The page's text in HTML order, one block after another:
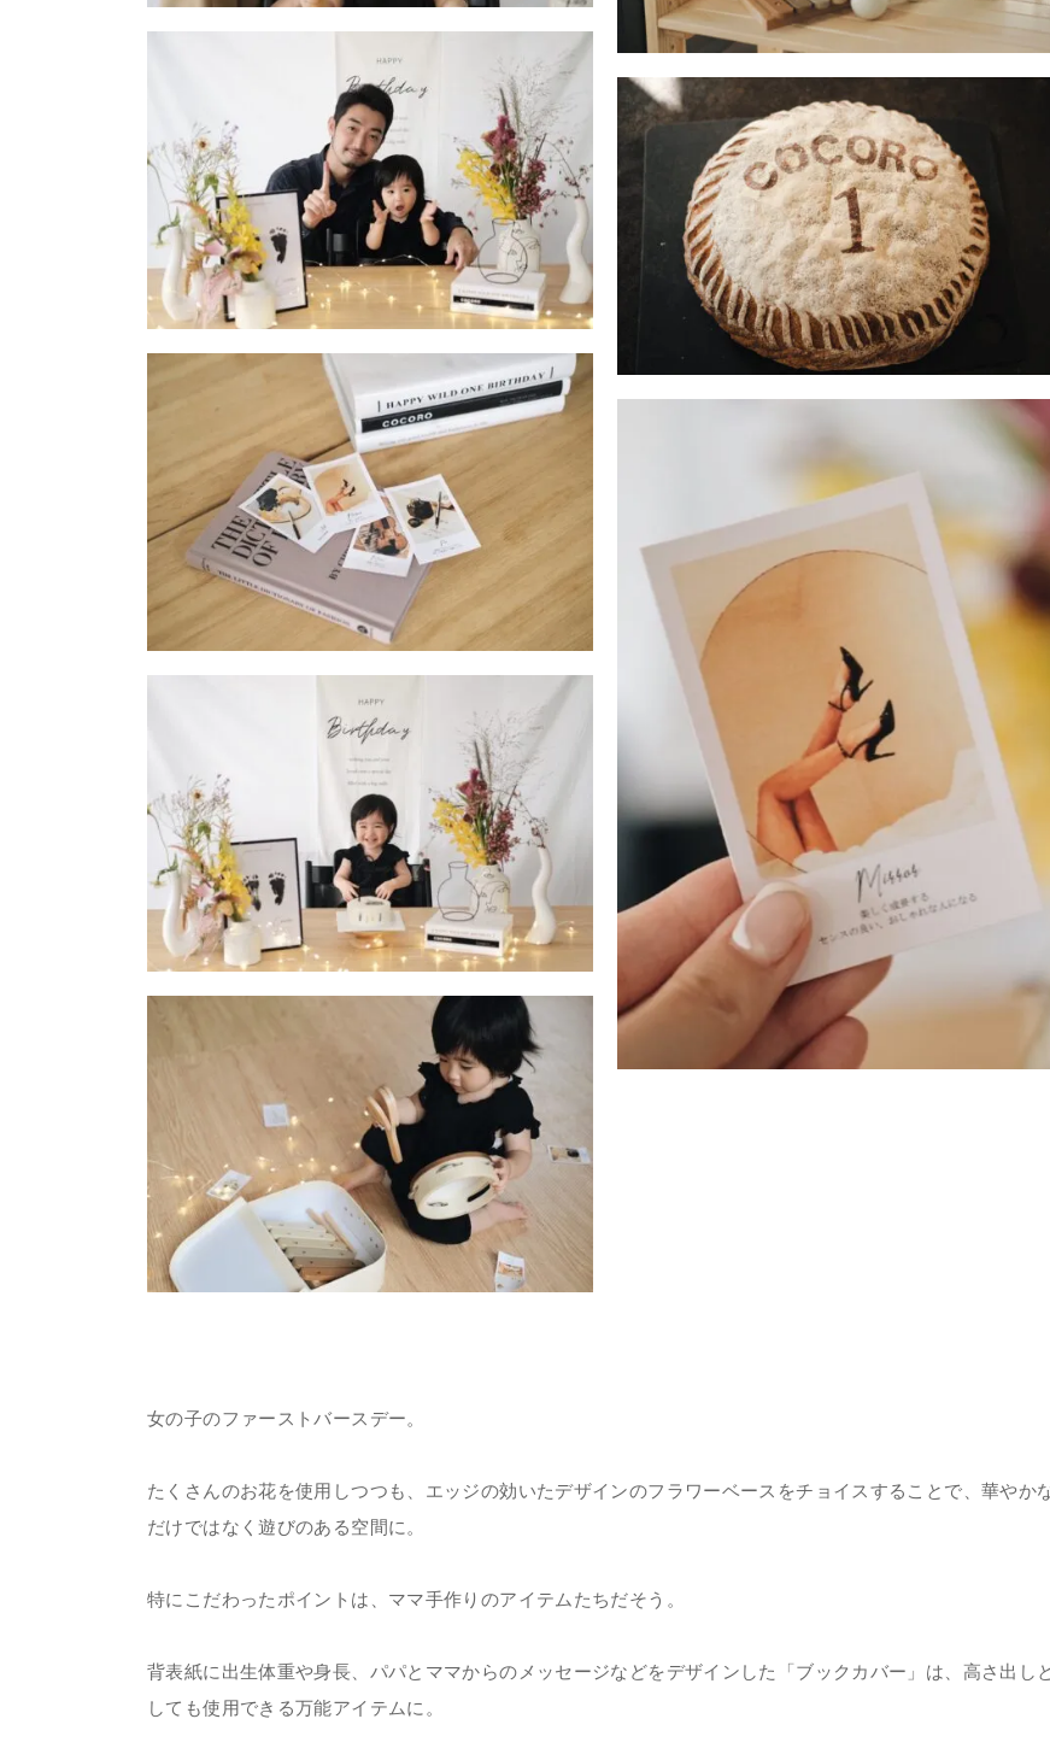
女の子のファーストバースデー。
たくさんのお花を使用しつつも、エッジの効いたデザインのフラワーベースをチョイスすることで、華やか
だけではなく遊びのある空間に。
特にこだわったポイントは、ママ手作りのアイテムたちだそう。
背表紙に出生体重や身長、パパとママからのメッセージなどをデザインした「ブックカバー」は、高さ出しと
しても使用できる万能アイテムに。